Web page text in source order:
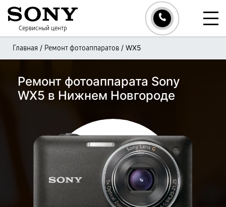
Сервисный центр
Главная / Ремонт фотоаппаратов / WX5
Ремонт фотоаппарата Sony
WX5 в Нижнем Новгороде